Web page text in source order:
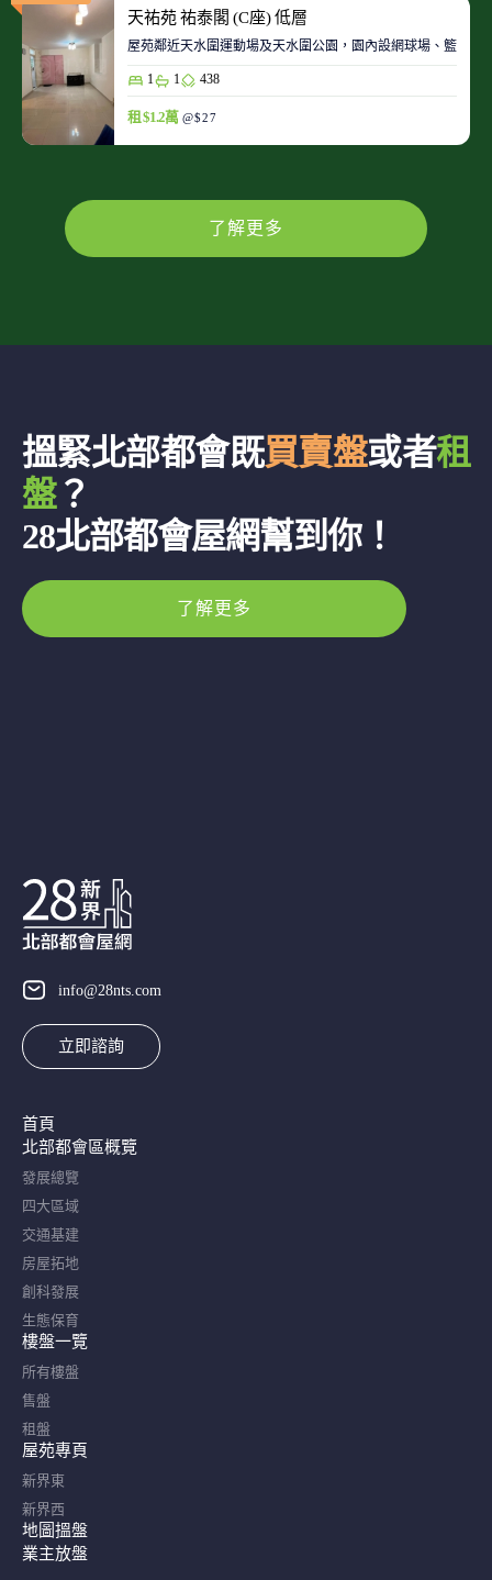
天祐苑 祐泰閣 (C座) 低層
屋苑鄰近天水圍運動場及天水圍公園，園內設網球場、籃球
1 1 438
租 $1.2萬 @$27
了解更多
搵緊北部都會既買賣盤或者租
盤？
28北部都會屋網幫到你！
了解更多
info@28nts.com
立即諮詢
首頁
北部都會區概覽​
發展總覽
四大區域
交通基建
房屋拓地
創科發展
生態保育
樓盤一覽
所有樓盤
售盤
租盤
屋苑專頁
新界東
新界西
地圖搵盤
業主放盤